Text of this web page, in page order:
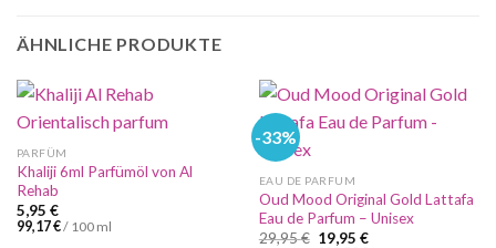
ÄHNLICHE PRODUKTE
PARFÜM
Khaliji 6ml Parfümöl von Al
Rehab
5,95 €
99,17€/ 100 ml
-33%
EAU DE PARFUM
Oud Mood Original Gold Lattafa
Eau de Parfum – Unisex
29,95€ Ursprünglicher
19,95 €Aktueller